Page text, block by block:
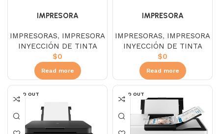
IMPRESORA
G3160
IMPRESORAS, IMPRESORA
INYECCIÓN DE TINTA
$0
Read more
IMPRESORA
G4170
IMPRESORAS, IMPRESORA
INYECCIÓN DE TINTA
$0
Read more
SOLD OUT SOLD OUT